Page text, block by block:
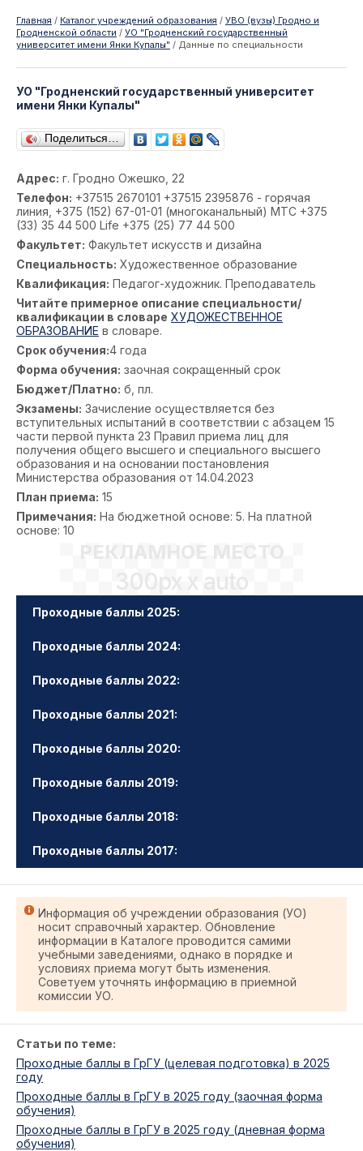
Главная / Каталог учреждений образования / УВО (вузы) Гродно и
Гродненской области / УО "Гродненский государственный
университет имени Янки Купалы" / Данные по специальности
УО "Гродненский государственный университет
имени Янки Купалы"
Поделиться…
Адрес: г. Гродно Ожешко, 22
Телефон: +37515 2670101 +37515 2395876 - горячая
линия, +375 (152) 67-01-01 (многоканальный) МТС +375
(33) 35 44 500 Life +375 (25) 77 44 500
Факультет: Факультет искусств и дизайна
Специальность: Художественное образование
Квалификация: Педагог-художник. Преподаватель
Читайте примерное описание специальности/
квалификации в словаре ХУДОЖЕСТВЕННОЕ
ОБРАЗОВАНИЕ в словаре.
Срок обучения:4 года
Форма обучения: заочная сокращенный срок
Бюджет/Платно: б, пл.
Экзамены: Зачисление осуществляется без
вступительных испытаний в соответствии с абзацем 15
части первой пункта 23 Правил приема лиц для
получения общего высшего и специального высшего
образования и на основании постановления
Министерства образования от 14.04.2023
План приема: 15
Примечания: На бюджетной основе: 5. На платной
основе: 10
РЕКЛАМНОЕ МЕСТО
300px x auto
Проходные баллы 2025:
Проходные баллы 2024:
Проходные баллы 2022:
Проходные баллы 2021:
Проходные баллы 2020:
Проходные баллы 2019:
Проходные баллы 2018:
Проходные баллы 2017:
Информация об учреждении образования (УО)
носит справочный характер. Обновление
информации в Каталоге проводится самими
учебными заведениями, однако в порядке и
условиях приема могут быть изменения.
Советуем уточнять информацию в приемной
комиссии УО.
Статьи по теме:
Проходные баллы в ГрГУ (целевая подготовка) в 2025
году
Проходные баллы в ГрГУ в 2025 году (заочная форма
обучения)
Проходные баллы в ГрГУ в 2025 году (дневная форма
обучения)